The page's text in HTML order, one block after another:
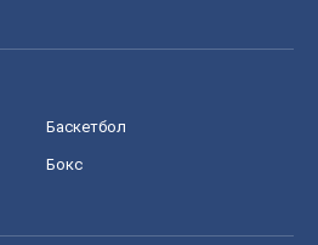
Баскетбол
Бокс